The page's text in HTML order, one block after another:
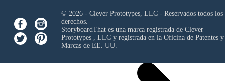
© 2026 - Clever Prototypes, LLC - Reservados todos los
derechos.
StoryboardThat es una marca registrada de Clever
Prototypes , LLCy registrada en la Oficina de Patentes y
Marcas de EE. UU.